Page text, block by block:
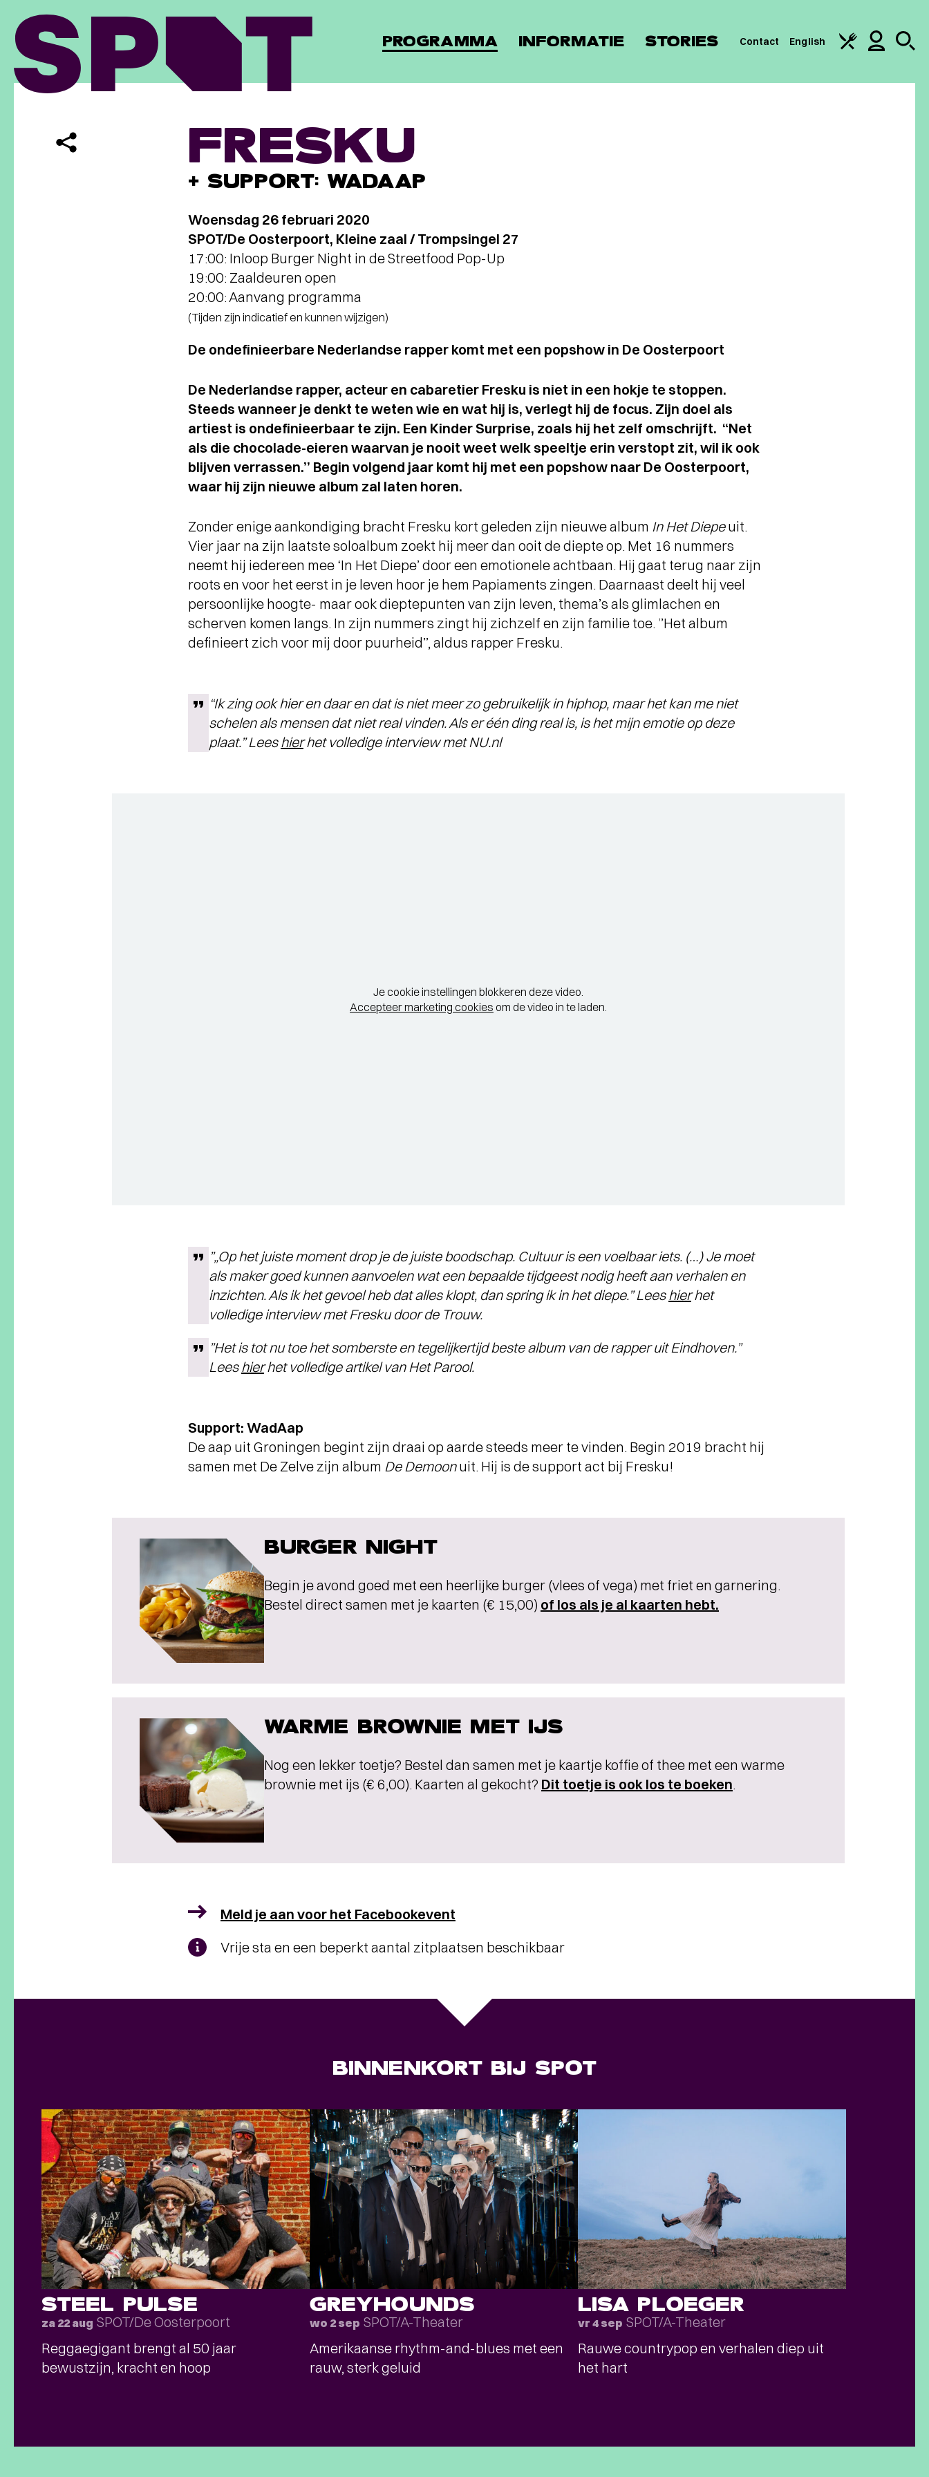
PROGRAMMA INFORMATIE STORIES Contact English
FRESKU
+ SUPPORT: WADAAP
Woensdag 26 februari 2020
SPOT/De Oosterpoort, Kleine zaal / Trompsingel 27
17:00: Inloop Burger Night in de Streetfood Pop-Up
19:00: Zaaldeuren open
20:00: Aanvang programma
(Tijden zijn indicatief en kunnen wijzigen)
De ondefinieerbare Nederlandse rapper komt met een popshow in De Oosterpoort
De Nederlandse rapper, acteur en cabaretier Fresku is niet in een hokje te stoppen.
Steeds wanneer je denkt te weten wie en wat hij is, verlegt hij de focus. Zijn doel als
artiest is ondefinieerbaar te zijn. Een Kinder Surprise, zoals hij het zelf omschrijft. “Net
als die chocolade-eieren waarvan je nooit weet welk speeltje erin verstopt zit, wil ik ook
blijven verrassen.’’ Begin volgend jaar komt hij met een popshow naar De Oosterpoort,
waar hij zijn nieuwe album zal laten horen.
Zonder enige aankondiging bracht Fresku kort geleden zijn nieuwe album In Het Diepeuit.
Vier jaar na zijn laatste soloalbum zoekt hij meer dan ooit de diepte op. Met 16 nummers
neemt hij iedereen mee ‘In Het Diepe’ door een emotionele achtbaan. Hij gaat terug naar zijn
roots en voor het eerst in je leven hoor je hem Papiaments zingen. Daarnaast deelt hij veel
persoonlijke hoogte- maar ook dieptepunten van zijn leven, thema’s als glimlachen en
scherven komen langs. In zijn nummers zingt hij zichzelf en zijn familie toe. ”Het album
definieert zich voor mij door puurheid’’, aldus rapper Fresku.
“Ik zing ook hier en daar en dat is niet meer zo gebruikelijk in hiphop, maar het kan me niet
schelen als mensen dat niet real vinden. Als er één ding real is, is het mijn emotie op deze
plaat.” Leeshierhet volledige interview met NU.nl
Je cookie instellingen blokkeren deze video.
Accepteer marketing cookies om de video in te laden.
”„Op het juiste moment drop je de juiste boodschap. Cultuur is een voelbaar iets. (…) Je moet
als maker goed kunnen aanvoelen wat een bepaalde tijdgeest nodig heeft aan verhalen en
inzichten. Als ik het gevoel heb dat alles klopt, dan spring ik in het diepe.” Leeshierhet
volledige interview met Fresku door de Trouw.
”Het is tot nu toe het somberste en tegelijkertijd beste album van de rapper uit Eindhoven.”
Leeshierhet volledige artikel van Het Parool.
Support: WadAap
De aap uit Groningen begint zijn draai op aarde steeds meer te vinden. Begin 2019 bracht hij
samen met De Zelve zijn album De Demoonuit. Hij is de support act bij Fresku!
BURGER NIGHT
Begin je avond goed met een heerlijke burger (vlees of vega) met friet en garnering.
Bestel direct samen met je kaarten (€ 15,00) of los als je al kaarten hebt.
WARME BROWNIE MET IJS
Nog een lekker toetje? Bestel dan samen met je kaartje koffie of thee met een warme
brownie met ijs (€ 6,00). Kaarten al gekocht? Dit toetje is ook los te boeken.
Meld je aan voor het Facebookevent
Vrije sta en een beperkt aantal zitplaatsen beschikbaar
BINNENKORT BIJ SPOT
STEEL PULSE
za 22 aug SPOT/De Oosterpoort
Reggaegigant brengt al 50 jaar
bewustzijn, kracht en hoop
GREYHOUNDS
wo 2 sep SPOT/A-Theater
Amerikaanse rhythm-and-blues met een
rauw, sterk geluid
LISA PLOEGER
vr 4 sep SPOT/A-Theater
Rauwe countrypop en verhalen diep uit
het hart